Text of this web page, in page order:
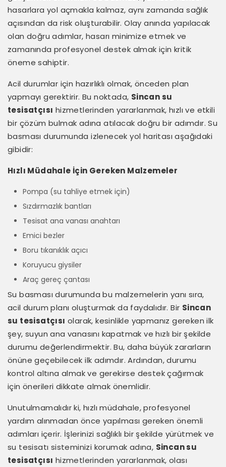
hasarlara yol açmakla kalmaz, aynı zamanda sağlık
açısından da risk oluşturabilir. Olay anında yapılacak
olan doğru adımlar, hasarı minimize etmek ve
zamanında profesyonel destek almak için kritik
öneme sahiptir.
Acil durumlar için hazırlıklı olmak, önceden plan
yapmayı gerektirir. Bu noktada, Sincan su
tesisatçısı hizmetlerinden yararlanmak, hızlı ve etkili
bir çözüm bulmak adına atılacak doğru bir adımdır. Su
basması durumunda izlenecek yol haritası aşağıdaki
gibidir:
Hızlı Müdahale İçin Gereken Malzemeler
Pompa (su tahliye etmek için)
Sızdırmazlık bantları
Tesisat ana vanası anahtarı
Emici bezler
Boru tıkanıklık açıcı
Koruyucu giysiler
Araç gereç çantası
Su basması durumunda bu malzemelerin yanı sıra,
acil durum planı oluşturmak da faydalıdır. Bir Sincan
su tesisatçısı olarak, kesinlikle yapmanız gereken ilk
şey, suyun ana vanasını kapatmak ve hızlı bir şekilde
durumu değerlendirmektir. Bu, daha büyük zararların
önüne geçebilecek ilk adımdır. Ardından, durumu
kontrol altına almak ve gerekirse destek çağırmak
için önerileri dikkate almak önemlidir.
Unutulmamalıdır ki, hızlı müdahale, profesyonel
yardım alınmadan önce yapılması gereken önemli
adımları içerir. İşlerinizi sağlıklı bir şekilde yürütmek ve
su tesisatı sisteminizi korumak adına, Sincan su
tesisatçısı hizmetlerinden yararlanmak, olası